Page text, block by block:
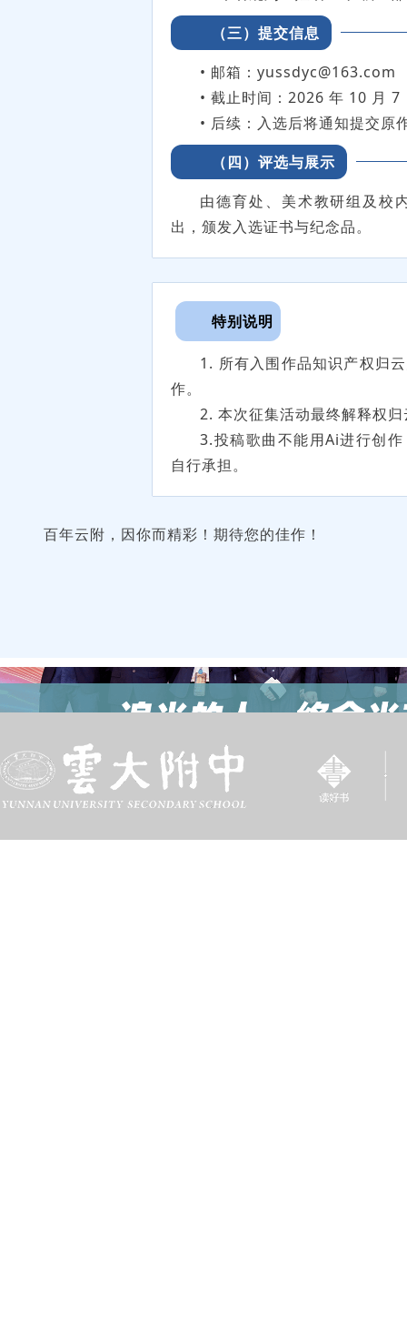
（三）提交信息
• 邮箱：yussdyc@163.com
• 截止时间：2026 年 10 月 7
• 后续：入选后将通知提交原
（四）评选与展示
由德育处、美术教研组及校
出，颁发入选证书与纪念品。
特别说明
1. 所有入围作品知识产权归
作。
2. 本次征集活动最终解释权
3.投稿歌曲不能用Ai进行创
自行承担。
百年云附，因你而精彩！期待您的佳作！